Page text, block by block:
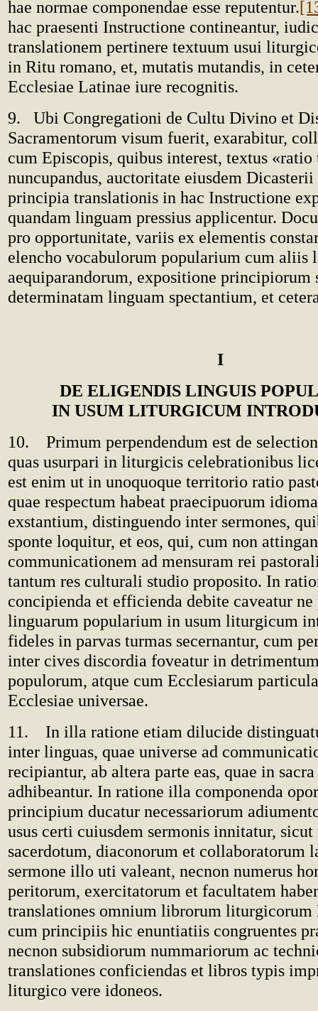
hae normae componendae esse reputentur.
hac praesenti Instructione contineantur,
translationem pertinere textuum usui
in Ritu romano, et, mutatis mutandis, in
Ecclesiae Latinae iure recognitis.
9.
Ubi Congregationi de Cultu Divino et
Sacramentorum visum fuerit, exarabitur,
cum Episcopis, quibus interest, textus
nuncupandus, auctoritate eiusdem
principia translationis in hac Instructione
quandam linguam pressius applicentur.
pro opportunitate, variis ex elementis
elencho vocabulorum popularium cum aliis
aequiparandorum, expositione principiorum
determinatam linguam spectantium, et
I
DE ELIGENDIS LINGUIS
IN USUM LITURGICUM
10. Primum perpendendum est de
quas usurpari in liturgicis celebrationibus
est enim ut in unoquoque territorio ratio
quae respectum habeat praecipuorum
exstantium, distinguendo inter sermones,
sponte loquitur, et eos, qui, cum non
communicationem ad mensuram rei
tantum res culturali studio proposito. In
concipienda et efficienda debite caveatur
linguarum popularium in usum liturgicum
fideles in parvas turmas secernantur, cum
inter cives discordia foveatur in
populorum, atque cum Ecclesiarum
Ecclesiae universae.
11. In illa ratione etiam dilucide
inter linguas, quae universe ad
recipiantur, ab altera parte eas, quae in
adhibeantur. In ratione illa componenda
principium ducatur necessariorum
usus certi cuiusdem sermonis innitatur, sicut
sacerdotum, diaconorum et collaboratorum
sermone illo uti valeant, necnon numerus
peritorum, exercitatorum et facultatem
translationes omnium librorum liturgicorum
cum principiis hic enuntiatiis congruentes
necnon subsidiorum nummariorum ac
translationes conficiendas et libros typis
liturgico vere idoneos.